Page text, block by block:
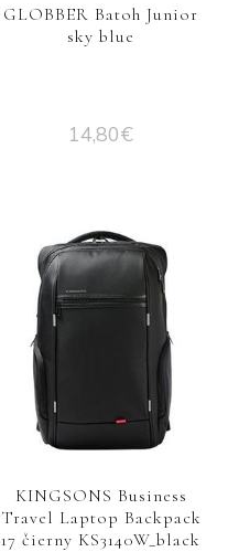
GLOBBER Batoh Junior
sky blue
14,80€
KINGSONS Business
Travel Laptop Backpack
17 čierny KS3140W_black